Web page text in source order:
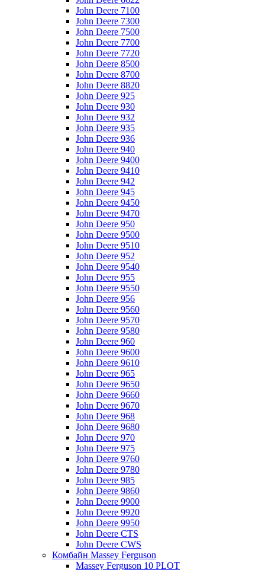
John Deere 7100
John Deere 7300
John Deere 7500
John Deere 7700
John Deere 7720
John Deere 8500
John Deere 8700
John Deere 8820
John Deere 925
John Deere 930
John Deere 932
John Deere 935
John Deere 936
John Deere 940
John Deere 9400
John Deere 9410
John Deere 942
John Deere 945
John Deere 9450
John Deere 9470
John Deere 950
John Deere 9500
John Deere 9510
John Deere 952
John Deere 9540
John Deere 955
John Deere 9550
John Deere 956
John Deere 9560
John Deere 9570
John Deere 9580
John Deere 960
John Deere 9600
John Deere 9610
John Deere 965
John Deere 9650
John Deere 9660
John Deere 9670
John Deere 968
John Deere 9680
John Deere 970
John Deere 975
John Deere 9760
John Deere 9780
John Deere 985
John Deere 9860
John Deere 9900
John Deere 9920
John Deere 9950
John Deere CTS
John Deere CWS
Комбайн Massey Ferguson
Massey Ferguson 10 PLOT